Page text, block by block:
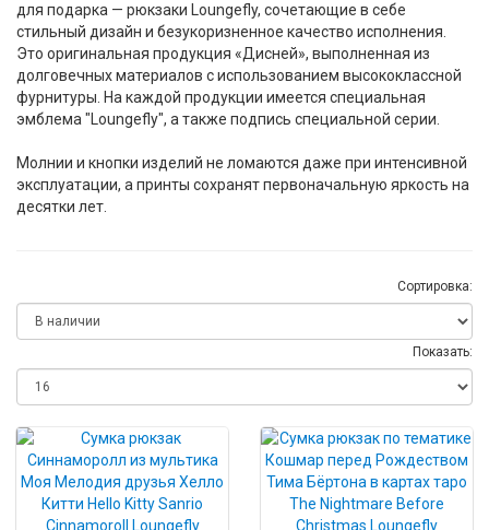
для подарка — рюкзаки Loungefly, сочетающие в себе
стильный дизайн и безукоризненное качество исполнения.
Это оригинальная продукция «Дисней», выполненная из
долговечных материалов с использованием высококлассной
фурнитуры. На каждой продукции имеется специальная
эмблема "Loungefly", а также подпись специальной серии.
Молнии и кнопки изделий не ломаются даже при интенсивной
эксплуатации, а принты сохранят первоначальную яркость на
десятки лет.
Сортировка:
Показать: